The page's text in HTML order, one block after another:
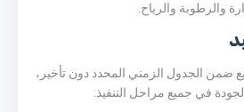
والرطوبة والرياح.
ضمن الجدول الزمني المحدد دون تأخير،
في جميع مراحل التنفيذ.